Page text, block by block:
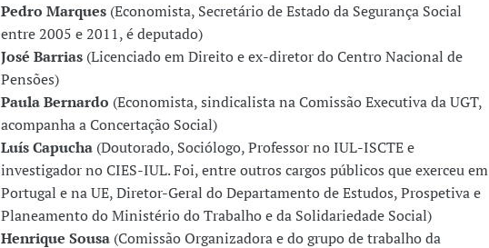
Pedro Marques(Economista, Secretário de Estado da Segurança Social
entre 2005 e 2011, é deputado)
José Barrias(Licenciado em Direito e ex-diretor do Centro Nacional de
Pensões)
Paula Bernardo (Economista, sindicalista na Comissão Executiva da UGT,
acompanha a Concertação Social)
Luís Capucha (Doutorado, Sociólogo, Professor no IUL-ISCTE e
investigador no CIES-IUL. Foi, entre outros cargos públicos que exerceu em
Portugal e na UE, Diretor-Geral do Departamento de Estudos, Prospetiva e
Planeamento do Ministério do Trabalho e da Solidariedade Social)
Henrique Sousa(Comissão Organizadora e do grupo de trabalho da